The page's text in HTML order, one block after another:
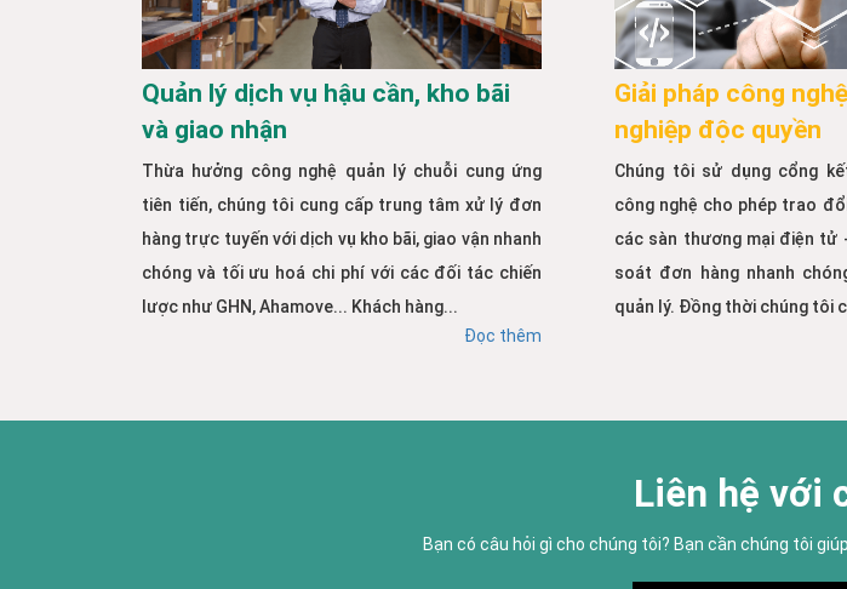
Quản lý dịch vụ hậu cần, kho bãi
và giao nhận
Thừa hưởng công nghệ quản lý chuỗi cung ứng
tiên tiến, chúng tôi cung cấp trung tâm xử lý đơn
hàng trực tuyến với dịch vụ kho bãi, giao vận nhanh
chóng và tối ưu hoá chi phí với các đối tác chiến
lược như GHN, Ahamove... Khách hàng...
Đọc thêm
Giải pháp công
nghiệp độc quyền
Chúng tôi sử dụng cổng
công nghệ cho phép trao
các sàn thương mại điện tử
soát đơn hàng nhanh
quản lý. Đồng thời chúng tôi
Liên hệ với
Bạn có câu hỏi gì cho chúng tôi? Bạn cần chúng tôi